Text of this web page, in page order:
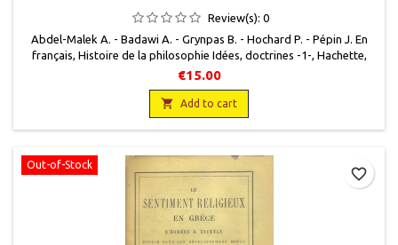
Review(s): 0
Abdel-Malek A. - Badawi A. - Grynpas B. - Hochard P. - Pépin J. En
français, Histoire de la philosophie Idées, doctrines -1-, Hachette,
1972, 15 x 22,5, 260 pages, broché, occasion . Très bon état, livre
protégé par unecouverture plastique.
€15.00
 Add to cart
Out-of-Stock
favorite_border